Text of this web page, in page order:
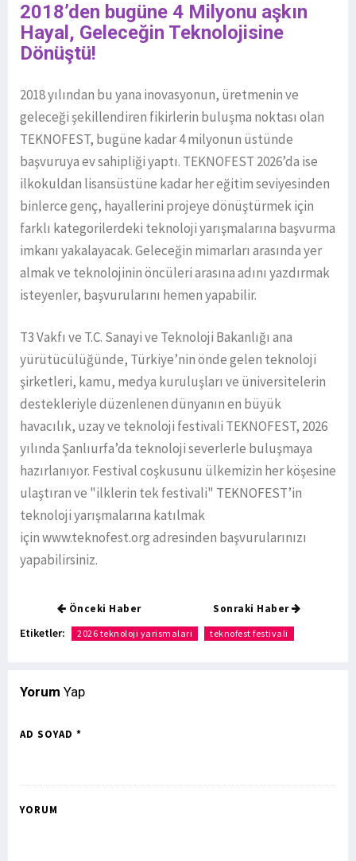
2018’den bugüne 4 Milyonu aşkın
Hayal, Geleceğin Teknolojisine
Dönüştü!
2018 yılından bu yana inovasyonun, üretmenin ve
geleceği şekillendiren fikirlerin buluşma noktası olan
TEKNOFEST, bugüne kadar 4 milyonun üstünde
başvuruya ev sahipliği yaptı. TEKNOFEST 2026’da ise
ilkokuldan lisansüstüne kadar her eğitim seviyesinden
binlerce genç, hayallerini projeye dönüştürmek için
farklı kategorilerdeki teknoloji yarışmalarına başvurma
imkanı yakalayacak. Geleceğin mimarları arasında yer
almak ve teknolojinin öncüleri arasına adını yazdırmak
isteyenler, başvurularını hemen yapabilir.
T3 Vakfı ve T.C. Sanayi ve Teknoloji Bakanlığı ana
yürütücülüğünde, Türkiye’nin önde gelen teknoloji
şirketleri, kamu, medya kuruluşları ve üniversitelerin
destekleriyle düzenlenen dünyanın en büyük
havacılık, uzay ve teknoloji festivali TEKNOFEST, 2026
yılında Şanlıurfa’da teknoloji severlerle buluşmaya
hazırlanıyor. Festival coşkusunu ülkemizin her köşesine
ulaştıran ve "ilklerin tek festivali" TEKNOFEST’in
teknoloji yarışmalarına katılmak
için www.teknofest.org adresinden başvurularınızı
yapabilirsiniz.
Önceki Haber Sonraki Haber
Etiketler: 2026 teknoloji yarismalari teknofest festivali
Yorum Yap
AD SOYAD *
YORUM